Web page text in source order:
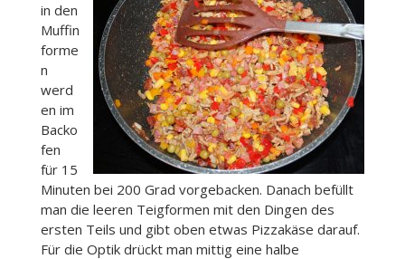
in den
Muffin
forme
n
werd
en im
Backo
fen
für 15
Minuten bei 200 Grad vorgebacken. Danach befüllt
man die leeren Teigformen mit den Dingen des
ersten Teils und gibt oben etwas Pizzakäse darauf.
Für die Optik drückt man mittig eine halbe